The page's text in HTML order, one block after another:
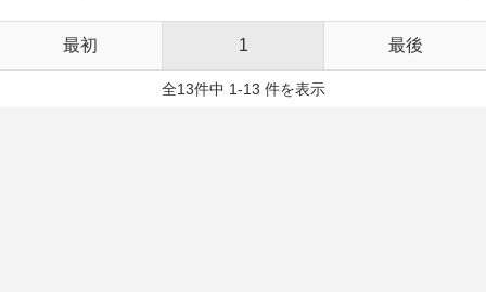
最初 1 最後
全13件中 1-13 件を表示